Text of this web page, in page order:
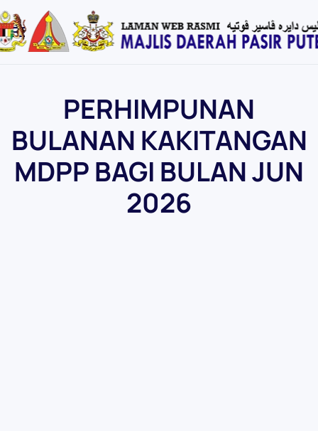
Skip
PERHIMPUNAN
BULANAN KAKITANGAN
MDPP BAGI BULAN JUN
2026